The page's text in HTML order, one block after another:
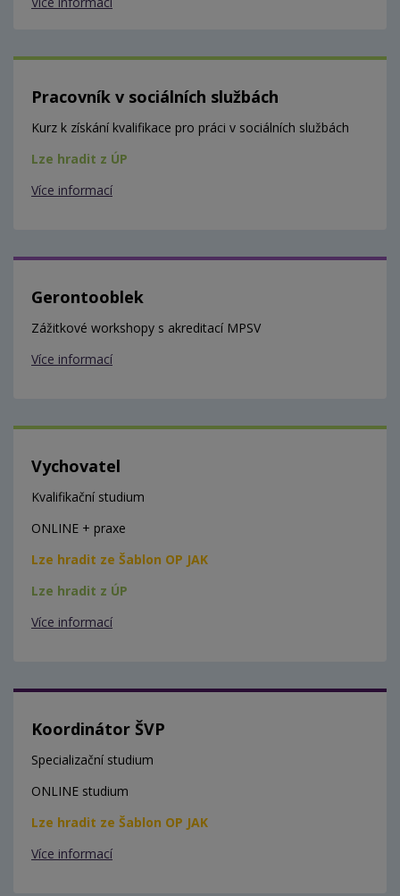
Pracovník v sociálních službách
Kurz k získání kvalifikace pro práci v sociálních službách
Lze hradit z ÚP
Více informací
Gerontooblek
Zážitkové workshopy s akreditací MPSV
Více informací
Vychovatel
Kvalifikační studium
ONLINE + praxe
Lze hradit ze Šablon OP JAK
Lze hradit z ÚP
Více informací
Koordinátor ŠVP
Specializační studium
ONLINE studium
Lze hradit ze Šablon OP JAK
Více informací